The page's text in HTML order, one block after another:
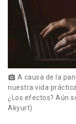
photo_camera A causa de la
nuestra vida
¿Los efectos? Aún
Akyurt)